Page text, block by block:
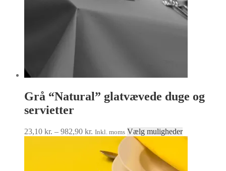
Grå “Natural” glatvævede duge og
servietter
23,10 kr. – 982,90 kr. Prisinterval:
23,10 kr.
982,90 kr.
Inkl. moms Vælg mulighederDette
vare